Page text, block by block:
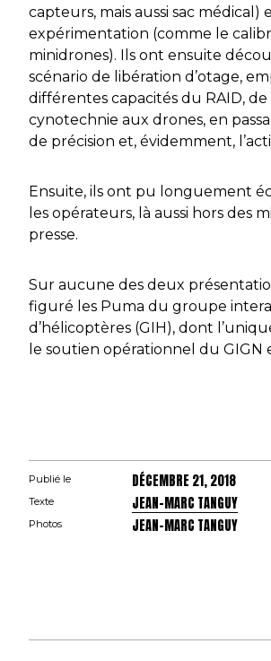
capteurs, mais aussi sac médical)
expérimentation (comme le
minidrones). Ils ont ensuite
scénario de libération d’otage,
différentes capacités du RAID, de
cynotechnie aux drones, en
de précision et, évidemment,
Ensuite, ils ont pu longuement
les opérateurs, là aussi hors des
presse.
Sur aucune des deux
figuré les Puma du groupe
d’hélicoptères (GIH), dont
le soutien opérationnel du GIGN
Publié le DÉCEMBRE 21, 2018
Texte JEAN-MARC TANGUY
Photos JEAN-MARC TANGUY